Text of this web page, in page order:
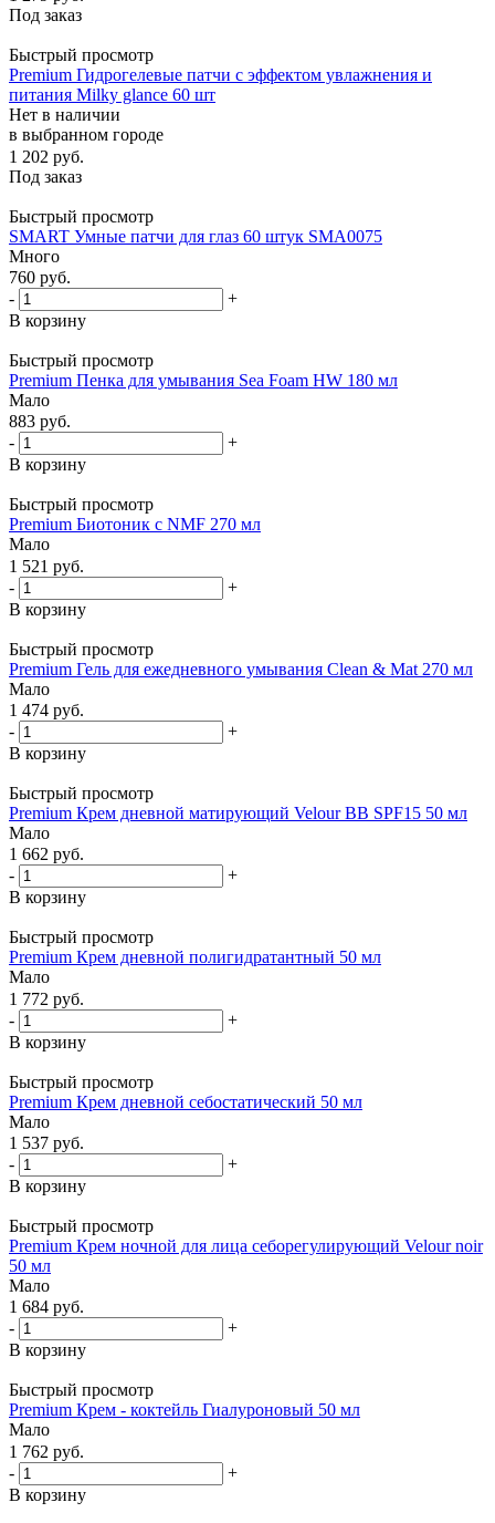
Под заказ
Быстрый просмотр
Premium Гидрогелевые патчи с эффектом увлажнения и
питания Milky glance 60 шт
Нет в наличии
в выбранном городе
1 202 руб.
Под заказ
Быстрый просмотр
SMART Умные патчи для глаз 60 штук SMA0075
Много
760 руб.
-
+
В корзину
Быстрый просмотр
Premium Пенка для умывания Sea Foam HW 180 мл
Мало
883 руб.
-
+
В корзину
Быстрый просмотр
Premium Биотоник с NMF 270 мл
Мало
1 521 руб.
-
+
В корзину
Быстрый просмотр
Premium Гель для ежедневного умывания Clean & Mat 270 мл
Мало
1 474 руб.
-
+
В корзину
Быстрый просмотр
Premium Крем дневной матирующий Velour BB SPF15 50 мл
Мало
1 662 руб.
-
+
В корзину
Быстрый просмотр
Premium Крем дневной полигидратантный 50 мл
Мало
1 772 руб.
-
+
В корзину
Быстрый просмотр
Premium Крем дневной себостатический 50 мл
Мало
1 537 руб.
-
+
В корзину
Быстрый просмотр
Premium Крем ночной для лица себорегулирующий Velour noir
50 мл
Мало
1 684 руб.
-
+
В корзину
Быстрый просмотр
Premium Крем - коктейль Гиалуроновый 50 мл
Мало
1 762 руб.
-
+
В корзину